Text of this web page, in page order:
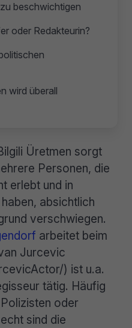
beschwichtigen
oder Redakteurin?
wird überall
Üretmen sorgt
Personen, die
erlebt und in
absichtlich
verschwiegen.
arbeitet beim
Jurcevic
) ist u.a.
tätig. Häufig
oder
sind die